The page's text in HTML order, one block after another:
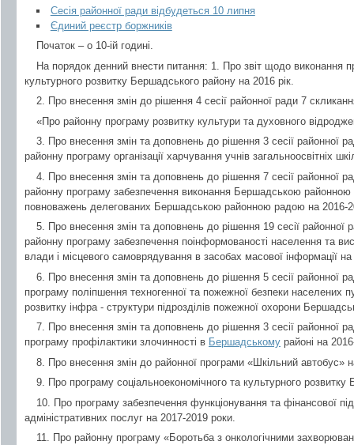
Сесія районної ради відбудеться 10 липня
Єдиний реєстр боржників
Початок – о 10-ій годині.
На порядок денний внести питання: 1. Про звіт щодо виконання
культурного розвитку Бершадського району на 2016 рік.
2. Про внесення змін до рішення 4 сесії районної ради 7
«Про районну програму розвитку культури та духовного
3. Про внесення змін та доповнень до рішення 3 сесії районної
районну програму організації харчування учнів загальноосвітніх
4. Про внесення змін та доповнень до рішення 7 сесії районної
районну програму забезпечення виконання Бершадською районною
повноважень делегованих Бершадською районною радою на 2016-
5. Про внесення змін та доповнень до рішення 19 сесії
районну програму забезпечення поінформованості населення та
влади і місцевого самоврядування в засобах масової інформації
6. Про внесення змін та доповнень до рішення 5 сесії районної
програму поліпшення техногенної та пожежної безпеки населених
розвитку інфра - структури підрозділів пожежної охорони
7. Про внесення змін та доповнень до рішення 3 сесії районної
програму профілактики злочинності в Бершадському районі на
8. Про внесення змін до районної програми «Шкільний автобус»
9. Про програму соціальноекономічного та культурного
10. Про програму забезпечення функціонування та фінансової
адміністративних послуг на 2017-2019 роки.
11. Про районну програму «Боротьба з онкологічними